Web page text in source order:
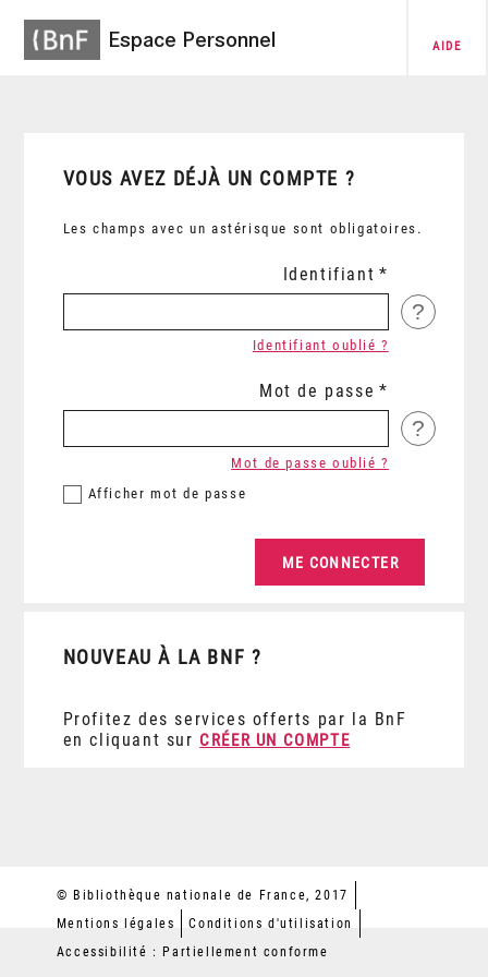
Espace Personnel AIDE
VOUS AVEZ DÉJÀ UN COMPTE ?
Les champs avec un astérisque sont obligatoires.
Identifiant
?
Identifiant oublié ?
Mot de passe
?
Afficher mot de passe
Mot de passe oublié ?
NOUVEAU À LA BNF ?
Profitez des services offerts par la BnF
en cliquant sur CRÉER UN COMPTE
© Bibliothèque nationale de France, 2017
Mentions légales
Conditions d'utilisation
Accessibilité : Partiellement conforme